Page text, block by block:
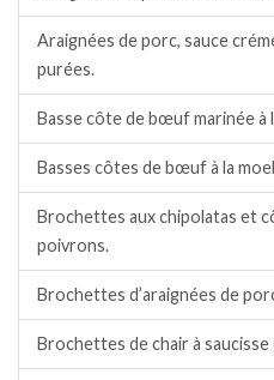
Araignées de porc, sauce
purées.
Basse côte de bœuf marinée à
Basses côtes de bœuf à la
Brochettes aux chipolatas et
poivrons.
Brochettes d’araignées de
Brochettes de chair à saucisse